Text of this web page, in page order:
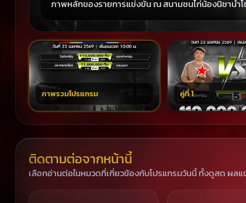
ภาพหลักของรายการแข่งขัน ณ สนามชนไก่น้องนิชานำ
‹ ›
ภาพรวมโปรแกรม คู่ที่ 1
ติดตามต่อจากหน้านี้
เลือกอ่านต่อในหมวดที่เกี่ยวข้องกับโปรแกรมวันนี้ ทั้งดูสด ผลแ